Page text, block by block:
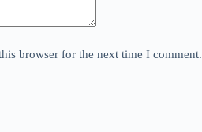
browser for the next time I comment.